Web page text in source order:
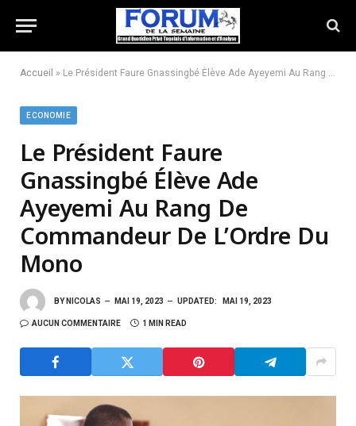
Accueil » Le Président Faure Gnassingbé Élève Ade Ayeyemi Au Rang De Commandeur De L’Ordre Du Mono
ECONOMIE
Le Président Faure
Gnassingbé Élève Ade
Ayeyemi Au Rang De
Commandeur De L’Ordre Du
Mono
BY NICOLAS MAI 19, 2023 UPDATED: MAI 19, 2023
AUCUN COMMENTAIRE 1 MIN READ